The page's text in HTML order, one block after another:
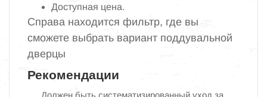
Доступная цена.
Справа находится фильтр, где вы
сможете выбрать вариант поддувальной
дверцы
Рекомендации
Должен быть систематизированный уход за